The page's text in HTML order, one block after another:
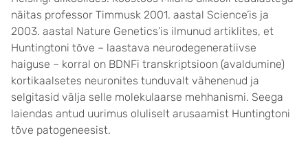
näitas professor Timmusk 2001. aastal Science’is ja
2003. aastal Nature Genetics’is ilmunud artiklites, et
Huntingtoni tõve – laastava neurodegeneratiivse
haiguse – korral on BDNFi transkriptsioon (avaldumine)
kortikaalsetes neuronites tunduvalt vähenenud ja
selgitasid välja selle molekulaarse mehhanismi. Seega
laiendas antud uurimus oluliselt arusaamist Huntingtoni
tõve patogeneesist.